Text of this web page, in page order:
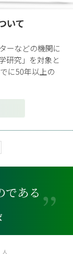
いて
ーなどの機関に
研究」を対象と
に50年以上の
である